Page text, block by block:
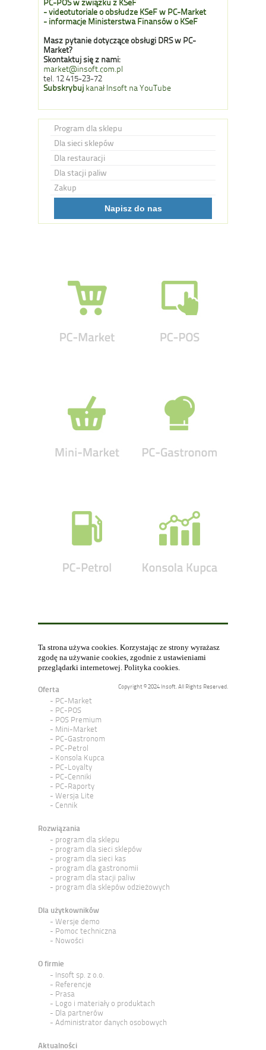
PC-POS w związku z KSeF
- videotutoriale o obsłudze KSeF w PC-Market
- informacje Ministerstwa Finansów o KSeF
Masz pytanie dotyczące obsługi DRS w PC-
Market?
Skontaktuj się z nami:
market@insoft.com.pl
tel. 12 415-23-72
Subskrybuj kanał Insoft na YouTube
Program dla sklepu
Dla sieci sklepów
Dla restauracji
Dla stacji paliw
Zakup
Napisz do nas
Ta strona używa cookies. Korzystając ze strony wyrażasz
zgodę na używanie cookies, zgodnie z ustawieniami
przeglądarki internetowej. Polityka cookies.
Copyright © 2024 Insoft. All Rights Reserved.
Oferta
PC-Market
PC-POS
POS Premium
Mini-Market
PC-Gastronom
PC-Petrol
Konsola Kupca
PC-Loyalty
PC-Cenniki
PC-Raporty
Wersja Lite
Cennik
Rozwiązania
program dla sklepu
program dla sieci sklepów
program dla sieci kas
program dla gastronomii
program dla stacji paliw
program dla sklepów odzieżowych
Dla użytkowników
Wersje demo
Pomoc techniczna
Nowości
O firmie
Insoft sp. z o.o.
Referencje
Prasa
Logo i materiały o produktach
Dla partnerów
Administrator danych osobowych
Aktualności